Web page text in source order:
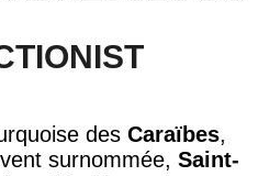
des Caraïbes,
surnommée, Saint-